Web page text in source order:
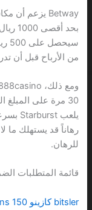
من الأرباح قبل أن
30 مرة على
للرهان.
قائمة المتطلبات